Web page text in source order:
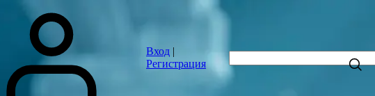
Вход |
Регистрация